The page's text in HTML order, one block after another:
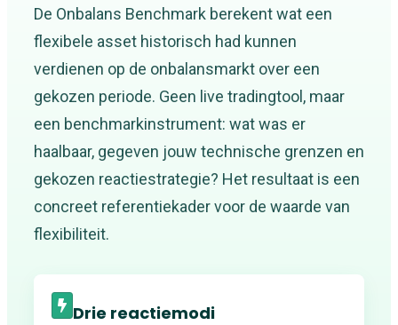
De Onbalans Benchmark berekent wat een
flexibele asset historisch had kunnen
verdienen op de onbalansmarkt over een
gekozen periode. Geen live tradingtool, maar
een benchmarkinstrument: wat was er
haalbaar, gegeven jouw technische grenzen en
gekozen reactiestrategie? Het resultaat is een
concreet referentiekader voor de waarde van
flexibiliteit.
Drie reactiemodi